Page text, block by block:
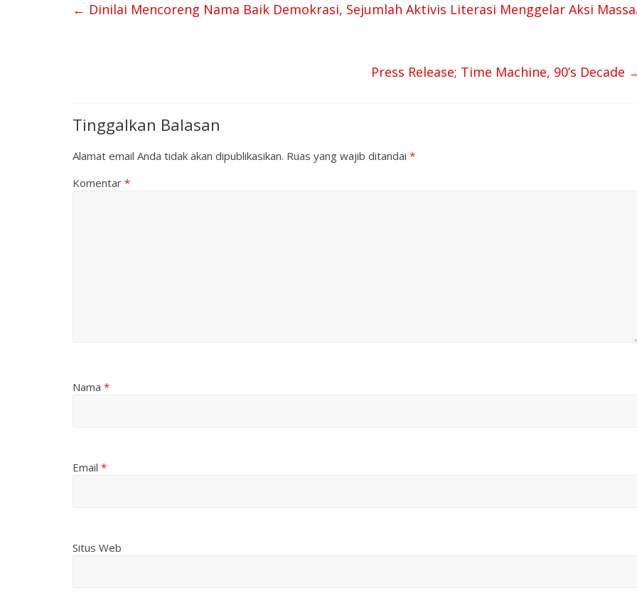
← Dinilai Mencoreng Nama Baik Demokrasi, Sejumlah Aktivis Literasi Menggelar Aksi
Press Release; Time Machine, 90’s Decade
Tinggalkan Balasan
Alamat email Anda tidak akan dipublikasikan. Ruas yang wajib ditandai *
Komentar *
Nama *
Email *
Situs Web